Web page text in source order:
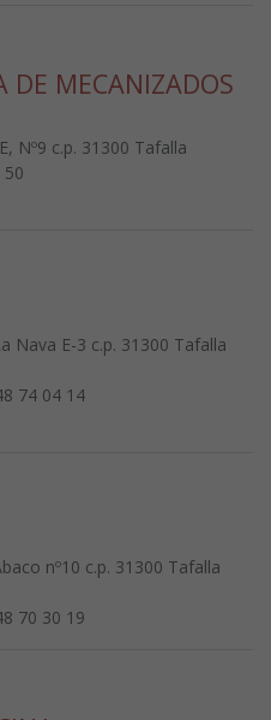
DE MECANIZADOS
Nº9 c.p. 31300 Tafalla
50
Nava E-3 c.p. 31300 Tafalla
74 04 14
nº10 c.p. 31300 Tafalla
70 30 19